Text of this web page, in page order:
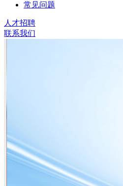
常见问题
人才招聘
联系我们